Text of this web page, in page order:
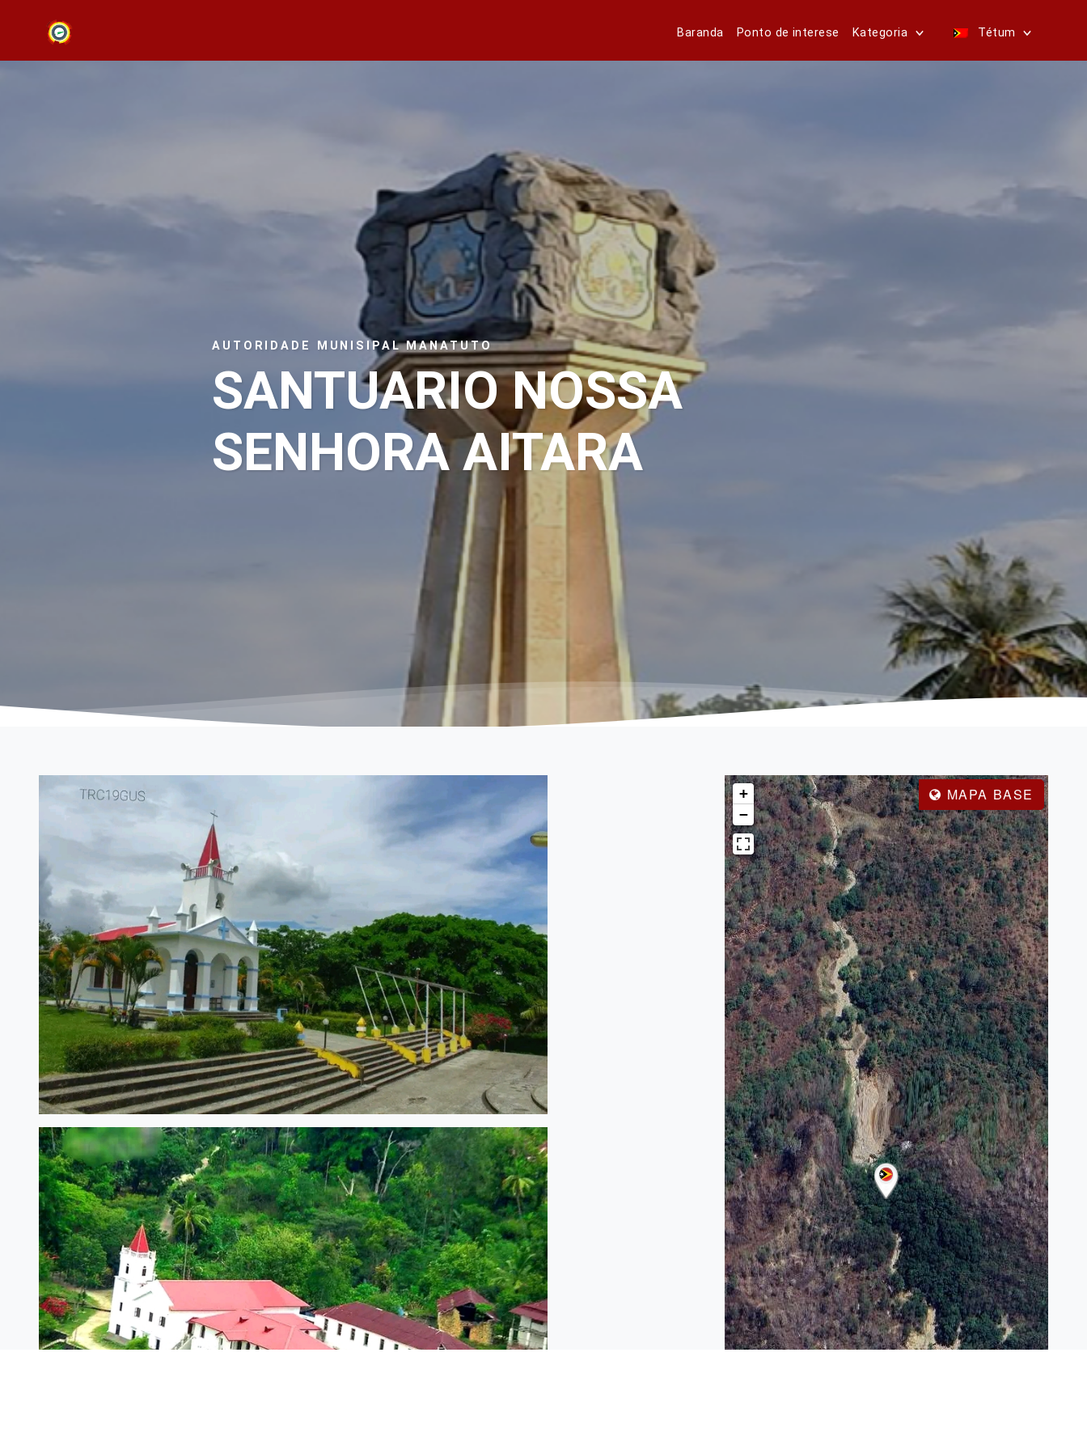
Baranda Ponto de interese Kategoria Tétum
AUTORIDADE MUNISIPAL MANATUTO
SANTUARIO NOSSA
SENHORA AITARA
MAPA BASE
+
−